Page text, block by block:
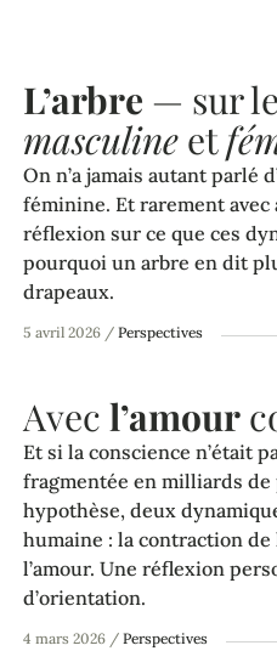
L’arbre — sur
masculine et
5 avril 2026 / Perspectives
On n’a jamais autant parlé
féminine. Et rarement avec
réflexion sur ce que ces
pourquoi un arbre en dit
drapeaux.
Avec l’amour
4 mars 2026 / Perspectives
Et si la conscience n’était
fragmentée en milliards de
hypothèse, deux
humaine : la contraction de
l’amour. Une réflexion
d’orientation.